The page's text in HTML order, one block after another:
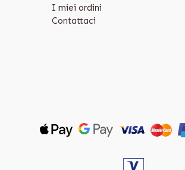
I miei ordini
Contattaci